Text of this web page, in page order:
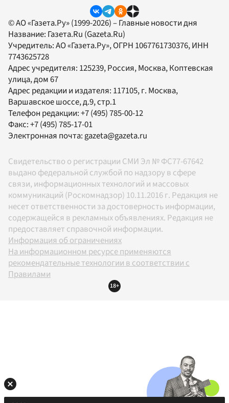
© АО «Газета.Ру» (1999-2026) – Главные новости дня
Название: Газета.Ru (Gazeta.Ru)
Учредитель:АО «Газета.Ру», ОГРН 1067761730376, ИНН
7743625728
Адрес учредителя: 125239, Россия, Москва, Коптевская
улица, дом 67
Адрес редакции и издателя: 117105, г. Москва,
Варшавское шоссе, д.9, стр.1
Телефон редакции:+7 (495) 785-00-12
Факс:+7 (495) 785-17-01
Электронная почта: gazeta@gazeta.ru
Свидетельство о регистрации СМИ Эл № ФС77-67642
выдано федеральной службой по надзору в сфере
связи, информационных технологий и массовых
коммуникаций (Роскомнадзор) 10.11.2016 г. Редакция не
несет ответственности за достоверность информации,
содержащейся в рекламных объявлениях. Редакция не
предоставляет справочной информации.
Информация об ограничениях
На информационном ресурсе применяются
рекомендательные технологии в соответствии с
Правилами
18+